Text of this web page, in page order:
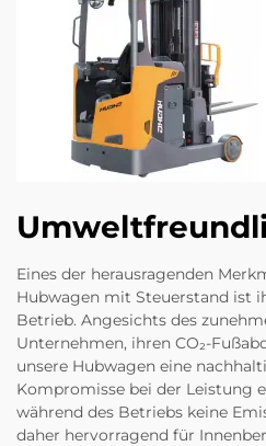
Eines der herausragenden
Hubwagen mit Steuerstand ist
Betrieb. Angesichts des
Unternehmen, ihren CO₂-
unsere Hubwagen eine
Kompromisse bei der Leistung
während des Betriebs keine
daher hervorragend für